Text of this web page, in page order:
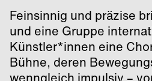
Feinsinnig und präzise
und eine Gruppe
Künstler*innen eine
Bühne, deren